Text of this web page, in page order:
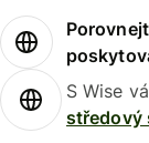
S Wise
středový